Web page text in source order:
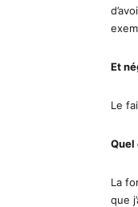
Et
Le
Quel
La
que